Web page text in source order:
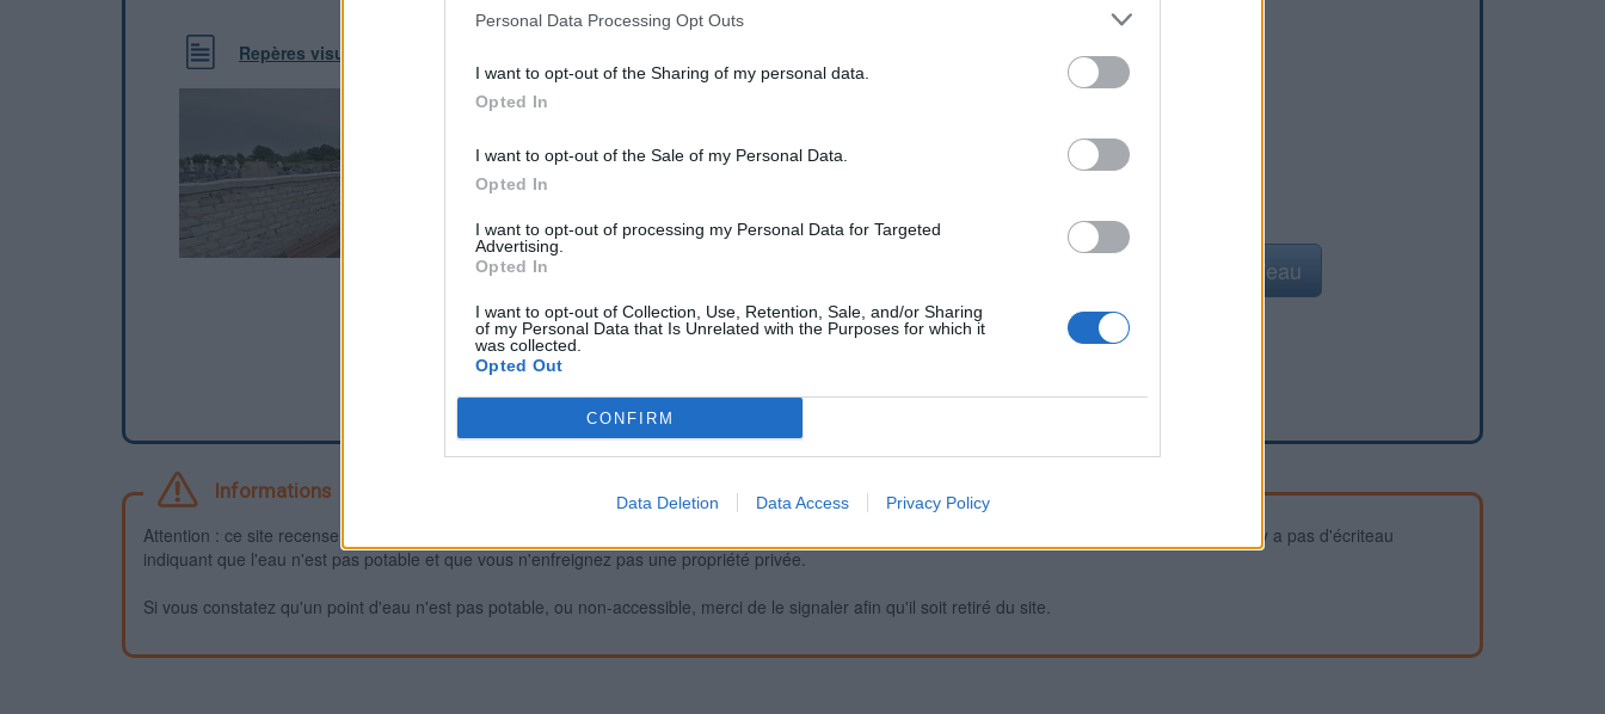
Personal Data Processing Opt Outs
I want to opt-out of the Sharing of my personal data.
Opted In
I want to opt-out of the Sale of my Personal Data.
Opted In
I want to opt-out of processing my Personal Data for Targeted
Advertising.
Opted In
I want to opt-out of Collection, Use, Retention, Sale, and/or Sharing
of my Personal Data that Is Unrelated with the Purposes for which it
was collected.
Opted Out
CONFIRM
Data Deletion Data Access Privacy Policy
Repères visuels
Ajouter un point d'eau
Informations
Attention : ce site recense des points d'eau dont la fiabilité ne peut pas être garantie. Avant d'utiliser un point d'eau, vous devez vous assurer qu'il n'y a pas d'écriteau
indiquant que l'eau n'est pas potable et que vous n'enfreignez pas une propriété privée.
Si vous constatez qu'un point d'eau n'est pas potable, ou non-accessible, merci de le signaler afin qu'il soit retiré du site.